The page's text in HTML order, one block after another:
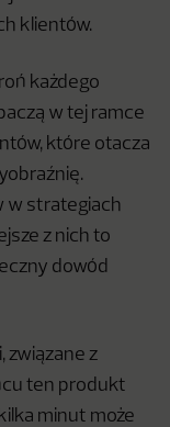
klientów.
każdego
w tej ramce
które otacza
w strategiach
z nich to
dowód
związane z
ten produkt
minut może